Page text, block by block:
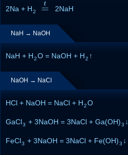
2Na + H2 =
t
=t 2NaH
NaH → NaOH
NaH + H2O = NaOH + H2 ↑
NaOH → NaCl
HCl + NaOH = NaCl + H2O
GaCl3 + 3NaOH = 3NaCl + Ga(OH)3 ↓
FeCl3 + 3NaOH = 3NaCl + Fe(OH)3 ↓